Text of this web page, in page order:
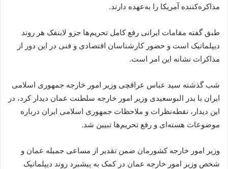
مذاکره‌کننده آمریکا را به‌عهده دارند.
طبق گفته مقامات ایرانی رفع کامل تحریم‌ها جزو لاینفک هر روند
دیپلماتیک است و حضور کارشناسان اقتصادی و فنی در این دور از
مذاکرات نشانه این امر است.
شب گذشته سید عباس عراقچی وزیر امور خارجه جمهوری اسلامی
ایران با بدر البوسعیدی وزیر امور خارجه سلطنت عمان دیدار کرد، در
این دیدار، نقطه‌نظرات و ملاحظات جمهوری اسلامی ایران درباره
موضوعات هسته‌ای و رفع تحریم‌ها تبیین شد.
وزیر امور خارجه کشورمان ضمن تقدیر از مساعی جمیله عمان و
شخص وزیر امور خارجه عمان در کمک به پیشبرد روند دیپلماتیک